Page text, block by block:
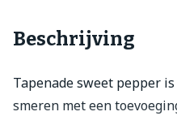
Beschrijving
Tapenade sweet pepper
smeren met een